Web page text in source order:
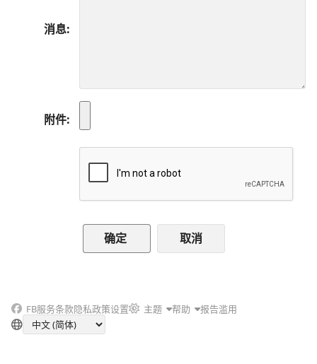
消息
附件
取消
FB服务条款隐私政策设置 主题 帮助 报告滥用